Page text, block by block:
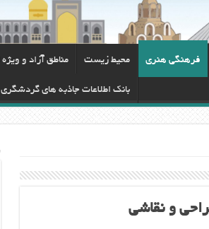
فرهنگی هنری محيط زيست مناطق آزاد و
بانک اطلاعات جاذبه های گردشگری
و نقاشی